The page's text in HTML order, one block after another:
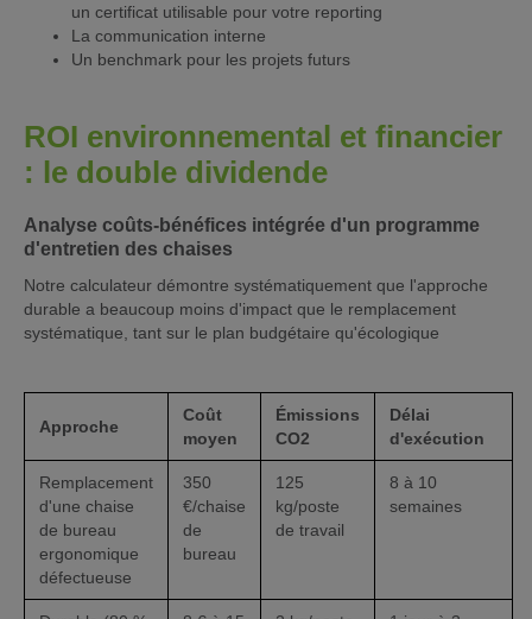
un certificat utilisable pour votre reporting
La communication interne
Un benchmark pour les projets futurs
ROI environnemental et financier
: le double dividende
Analyse coûts-bénéfices intégrée d'un programme
d'entretien des chaises
Notre calculateur démontre systématiquement que l'approche
durable a beaucoup moins d'impact que le remplacement
systématique, tant sur le plan budgétaire qu'écologique
Approche
Coût
moyen
Émissions
CO2
Délai
d'exécution
Remplacement
d'une chaise
de bureau
ergonomique
défectueuse
350
€/chaise
de
bureau
125
kg/poste
de travail
8 à 10
semaines